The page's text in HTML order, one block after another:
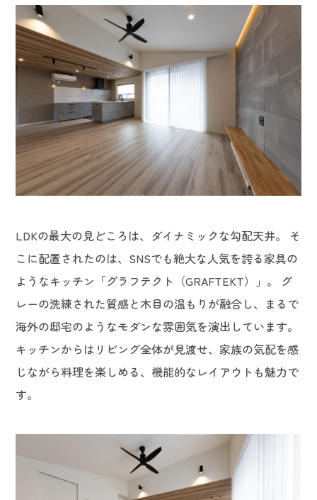
LDKの最大の見どころは、ダイナミックな勾配天井。 そ
こに配置されたのは、SNSでも絶大な人気を誇る家具の
ようなキッチン「グラフテクト（GRAFTEKT）」。 グ
レーの洗練された質感と木目の温もりが融合し、まるで
海外の邸宅のようなモダンな雰囲気を演出しています。
キッチンからはリビング全体が見渡せ、家族の気配を感
じながら料理を楽しめる、機能的なレイアウトも魅力で
す。